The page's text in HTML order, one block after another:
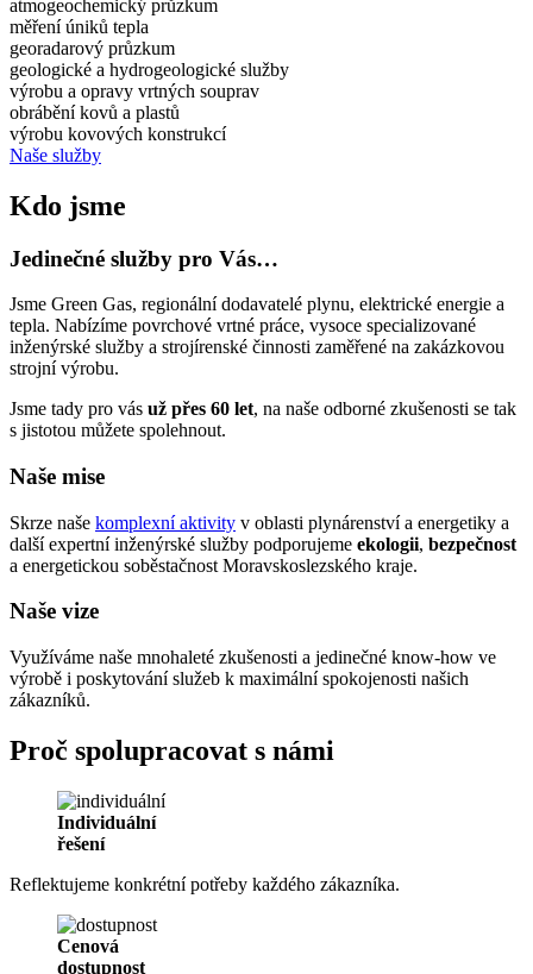
atmogeochemický průzkum
měření úniků tepla
georadarový průzkum
geologické a hydrogeologické služby
výrobu a opravy vrtných souprav
obrábění kovů a plastů
výrobu kovových konstrukcí
Naše služby
Kdo jsme
Jedinečné služby pro Vás…
Jsme Green Gas, regionální dodavatelé plynu, elektrické energie a
tepla. Nabízíme povrchové vrtné práce, vysoce specializované
inženýrské služby a strojírenské činnosti zaměřené na zakázkovou
strojní výrobu.
Jsme tady pro vás už přes 60 let, na naše odborné zkušenosti se tak
s jistotou můžete spolehnout.
Naše mise
Skrze naše komplexní aktivity v oblasti plynárenství a energetiky a
další expertní inženýrské služby podporujeme ekologii, bezpečnost
a energetickou soběstačnost Moravskoslezského kraje.
Naše vize
Využíváme naše mnohaleté zkušenosti a jedinečné know-how ve
výrobě i poskytování služeb k maximální spokojenosti našich
zákazníků.
Proč spolupracovat s námi
Individuální
řešení
Reflektujeme konkrétní potřeby každého zákazníka.
Cenová
dostupnost